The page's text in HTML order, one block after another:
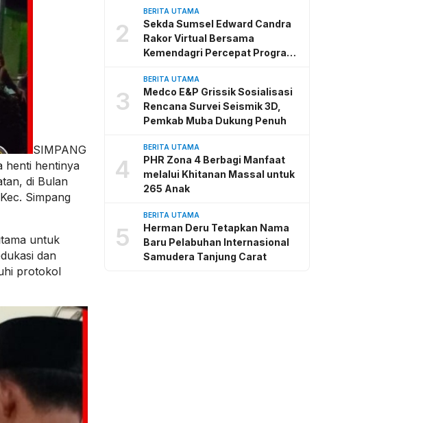
SIMPANG
henti hentinya
di Bulan
Simpang
untuk
dan
protokol
2
BERITA UTAMA
Sekda Sumsel Edward Candra
Rakor Virtual Bersama
Kemendagri Percepat Program
3
BERITA UTAMA
Medco E&P Grissik Sosialisasi
Rencana Survei Seismik 3D,
Pemkab Muba Dukung Penuh
4
BERITA UTAMA
PHR Zona 4 Berbagi Manfaat
melalui Khitanan Massal untuk
265 Anak
5
BERITA UTAMA
Herman Deru Tetapkan Nama
Baru Pelabuhan Internasional
Samudera Tanjung Carat